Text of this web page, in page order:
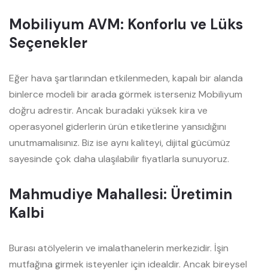
Mobiliyum AVM: Konforlu ve Lüks
Seçenekler
Eğer hava şartlarından etkilenmeden, kapalı bir alanda
binlerce modeli bir arada görmek isterseniz Mobiliyum
doğru adrestir. Ancak buradaki yüksek kira ve
operasyonel giderlerin ürün etiketlerine yansıdığını
unutmamalısınız. Biz ise aynı kaliteyi, dijital gücümüz
sayesinde çok daha ulaşılabilir fiyatlarla sunuyoruz.
Mahmudiye Mahallesi: Üretimin
Kalbi
Burası atölyelerin ve imalathanelerin merkezidir. İşin
mutfağına girmek isteyenler için idealdir. Ancak bireysel